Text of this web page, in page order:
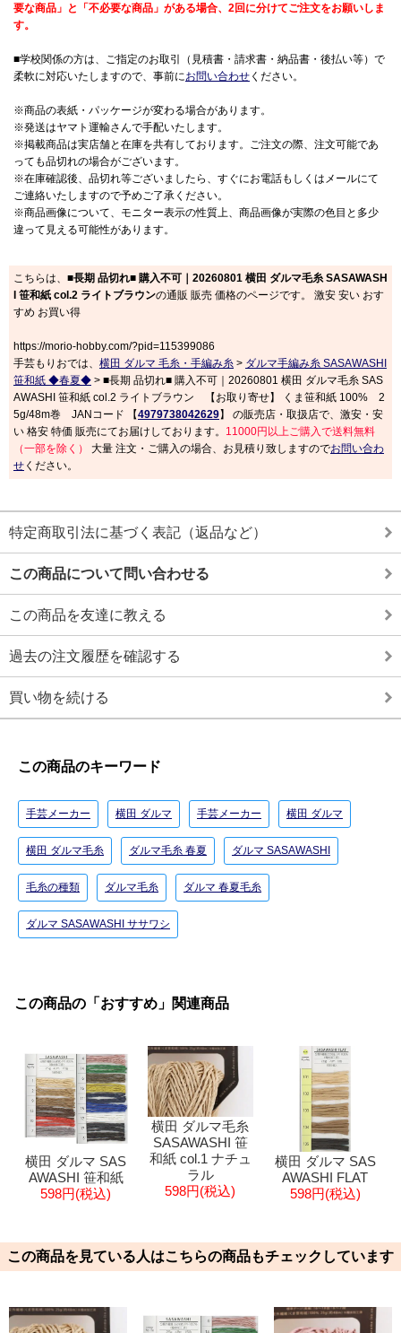
要な商品」と「不必要な商品」がある場合、2回に分けてご注文をお願いしま
す。
■学校関係の方は、ご指定のお取引（見積書・請求書・納品書・後払い等）で
柔軟に対応いたしますので、事前にお問い合わせ ください。
※商品の表紙・パッケージが変わる場合があります。
※発送はヤマト運輸さんで手配いたします。
※掲載商品は実店舗と在庫を共有しております。ご注文の際、注文可能であ
っても品切れの場合がございます。
※在庫確認後、品切れ等ございましたら、すぐにお電話もしくはメールにて
ご連絡いたしますので予めご了承ください。
※商品画像について、モニター表示の性質上、商品画像が実際の色目と多少
違って見える可能性があります。
こちらは、 ■長期 品切れ■ 購入不可｜20260801 横田 ダルマ毛糸 SASAWASH
I 笹和紙 col.2 ライトブラウンの通販 販売 価格のページです。 激安 安い おす
すめ お買い得
https://morio-hobby.com/?pid=115399086
手芸もりおでは、 横田 ダルマ 毛糸・手編み糸 > ダルマ手編み糸 SASAWASHI
笹和紙 ◆春夏◆ > ■長期 品切れ■ 購入不可｜20260801 横田 ダルマ毛糸 SAS
AWASHI 笹和紙 col.2 ライトブラウン 【お取り寄せ】 くま笹和紙 100% 2
5g/48m巻 JANコード 【4979738042629】 の販売店・取扱店で、激安・安
い 格安 特価 販売にてお届けしております。 11000円以上ご購入で送料無料
（一部を除く）
大量 注文・ご購入の場合、お見積り致しますのでお問い合わ
せ ください。
特定商取引法に基づく表記（返品など）
この商品について問い合わせる
この商品を友達に教える
過去の注文履歴を確認する
買い物を続ける
この商品のキーワード
手芸メーカー 横田 ダルマ 手芸メーカー 横田 ダルマ
横田 ダルマ毛糸 ダルマ毛糸 春夏 ダルマ SASAWASHI
毛糸の種類 ダルマ毛糸 ダルマ 春夏毛糸
ダルマ SASAWASHI ササワシ
この商品の「おすすめ」関連商品
横田 ダルマ SAS
AWASHI 笹和紙
598円(税込)
横田 ダルマ毛糸
SASAWASHI 笹
和紙 col.1 ナチュ
ラル
598円(税込)
横田 ダルマ SAS
AWASHI FLAT
598円(税込)
この商品を見ている人はこちらの商品もチェックしています